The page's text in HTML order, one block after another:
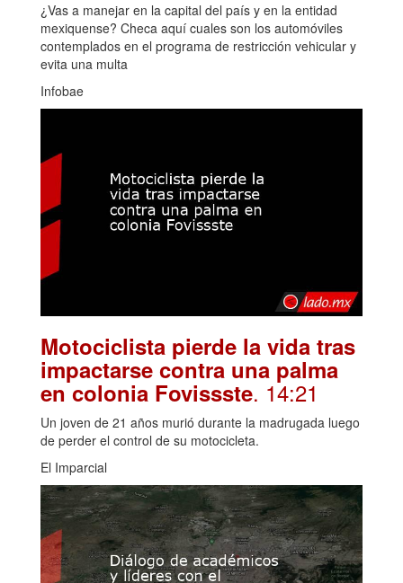
¿Vas a manejar en la capital del país y en la entidad
mexiquense? Checa aquí cuales son los automóviles
contemplados en el programa de restricción vehicular y
evita una multa
Infobae
Motociclista pierde la vida tras
impactarse contra una palma
en colonia Fovissste. 14:21
Un joven de 21 años murió durante la madrugada luego
de perder el control de su motocicleta.
El Imparcial